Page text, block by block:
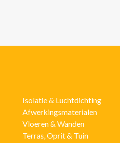
Isolatie & Luchtdichting
Afwerkingsmaterialen
Vloeren & Wanden
Terras, Oprit & Tuin